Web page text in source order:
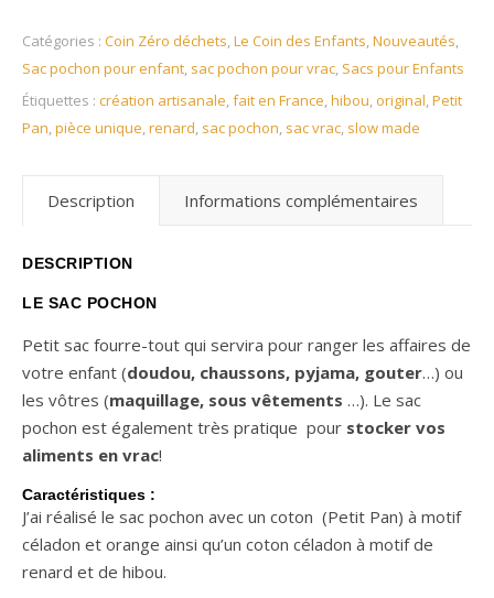
Catégories : Coin Zéro déchets,Le Coin des Enfants,Nouveautés,
Sac pochon pour enfant, sac pochon pour vrac, Sacs pour Enfants
Étiquettes : création artisanale,fait en France,hibou, original,Petit
Pan,pièce unique,renard, sac pochon, sac vrac, slow made
Description Informations complémentaires
DESCRIPTION
LE SAC POCHON
Petit sac fourre-tout qui servira pour ranger les affaires de
votre enfant (doudou, chaussons, pyjama, gouter…) ou
les vôtres (maquillage, sous vêtements …). Le sac
pochon est également très pratique pour stocker vos
aliments en vrac!
Caractéristiques :
J’ai réalisé le sac pochon avec un coton (Petit Pan) à motif
céladon et orange ainsi qu’un coton céladon à motif de
renard et de hibou.